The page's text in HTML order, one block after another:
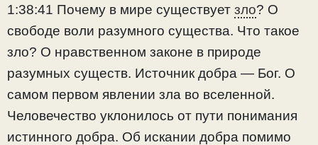
1:38:41 Почему в мире существует зло? О
свободе воли разумного существа. Что такое
зло? О нравственном законе в природе
разумных существ. Источник добра — Бог. О
самом первом явлении зла во вселенной.
Человечество уклонилось от пути понимания
истинного добра. Об искании добра помимо